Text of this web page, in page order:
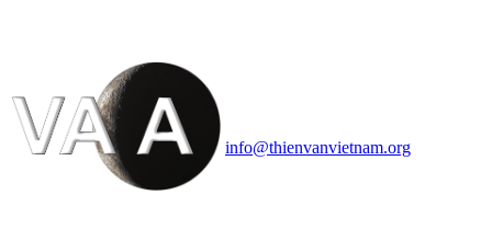
info@thienvanvietnam.org